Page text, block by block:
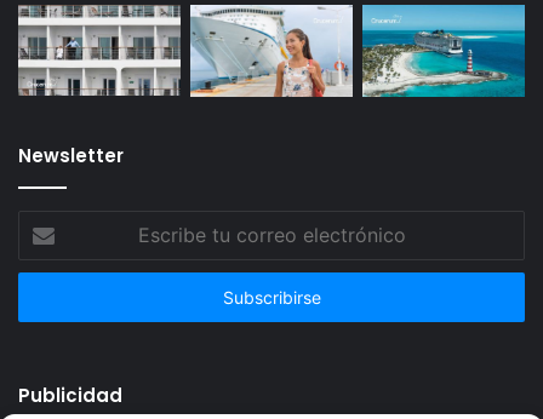
Newsletter
correo
Publicidad